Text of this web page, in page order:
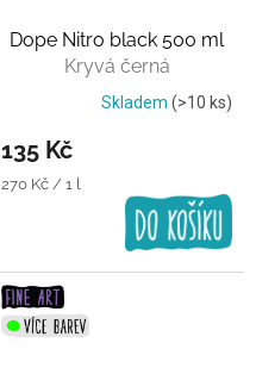
Dope Nitro black 500 ml
Kryvá černá
Skladem (>10 ks)
135 Kč
Měrná
270 Kč / 1 l